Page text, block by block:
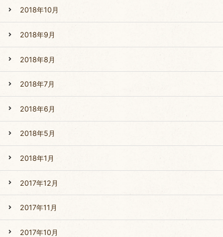
2018年10月
2018年9月
2018年8月
2018年7月
2018年6月
2018年5月
2018年1月
2017年12月
2017年11月
2017年10月